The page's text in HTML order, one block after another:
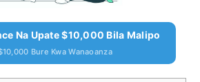
Na Upate $10,000 Bila Malipo
Bure Kwa Wanaoanza